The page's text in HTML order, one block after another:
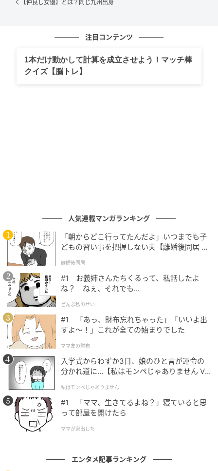
ん」と大きく驚き、仮屋さんは「ただの行動力のある
が「劇場が足りないという話を聞いて、コント師たち
ました。
てコントはセットや音響など準備も多く、吉本以外の
芸人は道具も自前なうえ、置き場にも困る…と厳しい
事情が語られました。「そうね、環境はたしかにな」
と大悟さんも共感していたのが印象的です。
エピソードを知るとより好きになるかも
テレビの向こう側で輝く芸人たちも、その活躍は身近
な支えや家族との深いつながりがあってこそのもの。
本気でお笑いを志す夫のために、自費で劇場まで作り
上げた仮屋そうめんさんの妻の行動力と愛情――知れ
ば知るほど、応援したくなりますよね。
また、青色1号はキングオブコント2025で決勝進出を
果たすなど、着実に実力をつけているコント師。そん
な彼らを支える家族の存在や、コント業界のリアルな
が楽しみになること間違いなし。
く【仲良し女優】とは？同じ九州出身
注目コンテンツ
1本だけ動かして計算を成立させよう！マッチ棒
クイズ【脳トレ】
人気連載マンガランキング
「朝からどこ行ってたんだよ」いつまでも子
どもの習い事を把握しない夫【離婚後同居 Vo
離婚後同居
#1 お義姉さんたちくるって、私話したよ
ね？ ねぇ、それでも…
ぜんぶ私のせい
#1 「あっ、財布忘れちゃった」「いいよ出
すよ〜！」これが全ての始まりでした
ママ友の財布
入学式からわずか3日、娘のひと言が運命の
分かれ道に…【私はモンペじゃありません Vo
私はモンペじゃありません
#1 「ママ、生きてるよね？」寝ていると思
って部屋を開けたら
ママが家出した
エンタメ記事ランキング